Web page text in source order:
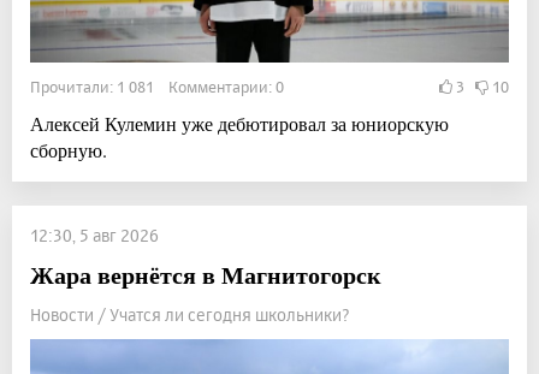
Прочитали: 1 081 Комментарии: 0 3 10
Алексей Кулемин уже дебютировал за юниорскую
сборную.
12:30, 5 авг 2026
Жара вернётся в Магнитогорск
Новости / Учатся ли сегодня школьники?